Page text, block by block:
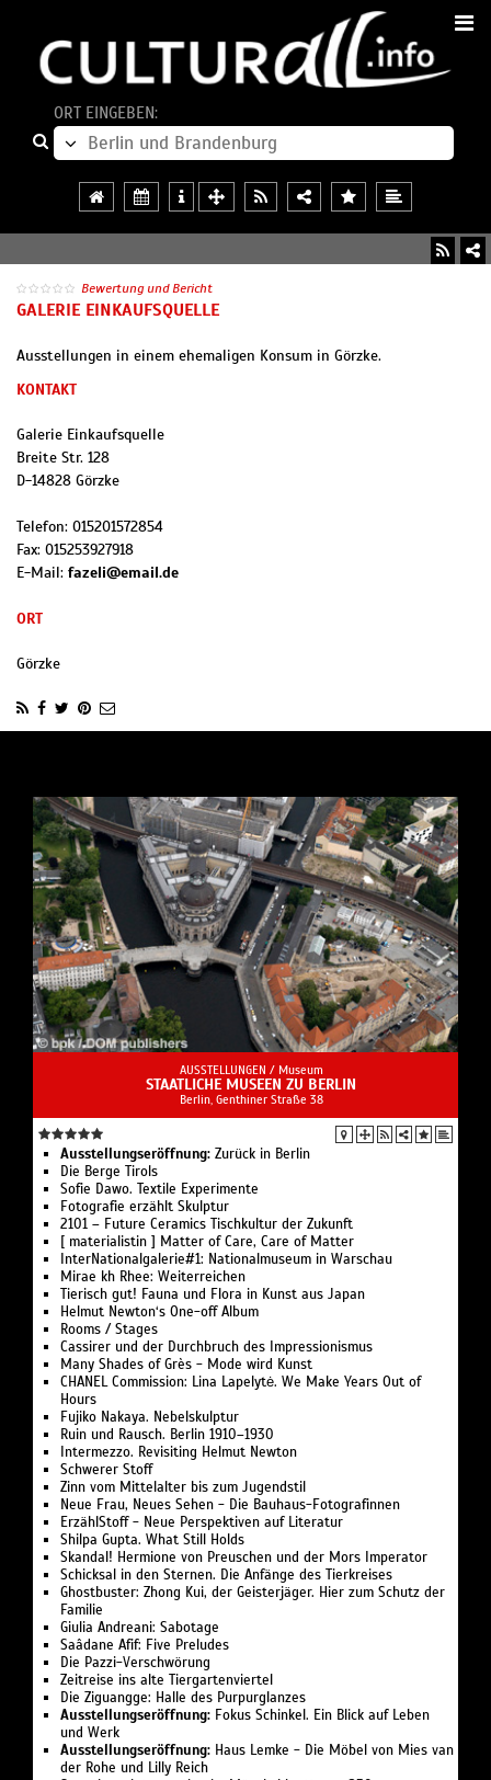
ORT EINGEBEN:
Bewertung und Bericht
GALERIE EINKAUFSQUELLE
Ausstellungen in einem ehemaligen Konsum in Görzke.
KONTAKT
Galerie Einkaufsquelle
Breite Str. 128
D-14828 Görzke
Telefon: 015201572854
Fax: 015253927918
E-Mail: fazeli@email.de
ORT
Görzke
AUSSTELLUNGEN / Museum
STAATLICHE MUSEEN ZU BERLIN
Berlin, Genthiner Straße 38
Ausstellungseröffnung: Zurück in Berlin
Die Berge Tirols
Sofie Dawo. Textile Experimente
Fotografie erzählt Skulptur
2101 – Future Ceramics Tischkultur der Zukunft
[ materialistin ] Matter of Care, Care of Matter
InterNationalgalerie#1: Nationalmuseum in Warschau
Mirae kh Rhee: Weiterreichen
Tierisch gut! Fauna und Flora in Kunst aus Japan
Helmut Newton‘s One-off Album
Rooms / Stages
Cassirer und der Durchbruch des Impressionismus
Many Shades of Grès - Mode wird Kunst
CHANEL Commission: Lina Lapelytė. We Make Years Out of
Hours
Fujiko Nakaya. Nebelskulptur
Ruin und Rausch. Berlin 1910–1930
Intermezzo. Revisiting Helmut Newton
Schwerer Stoff
Zinn vom Mittelalter bis zum Jugendstil
Neue Frau, Neues Sehen - Die Bauhaus-Fotografinnen
ErzählStoff - Neue Perspektiven auf Literatur
Shilpa Gupta. What Still Holds
Skandal! Hermione von Preuschen und der Mors Imperator
Schicksal in den Sternen. Die Anfänge des Tierkreises
Ghostbuster: Zhong Kui, der Geisterjäger. Hier zum Schutz der
Familie
Giulia Andreani: Sabotage
Saâdane Afif: Five Preludes
Die Pazzi-Verschwörung
Zeitreise ins alte Tiergartenviertel
Die Ziguangge: Halle des Purpurglanzes
Ausstellungseröffnung: Fokus Schinkel. Ein Blick auf Leben
und Werk
Ausstellungseröffnung: Haus Lemke - Die Möbel von Mies van
der Rohe und Lilly Reich